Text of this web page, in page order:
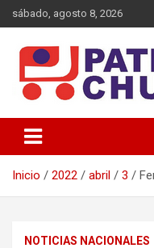
Saltar
al
sábado, agosto 8, 2026
Patines y
Inicio 2022 abril 3
NOTICIAS NACIONALES